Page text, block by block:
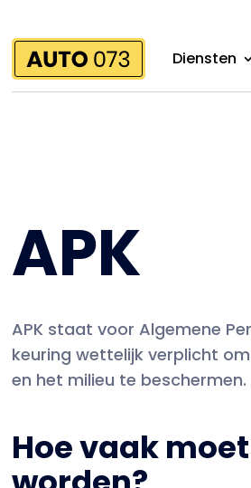
Diensten
APK
APK staat voor Algemene
keuring wettelijk verplicht
en het milieu te beschermen.
Hoe vaak